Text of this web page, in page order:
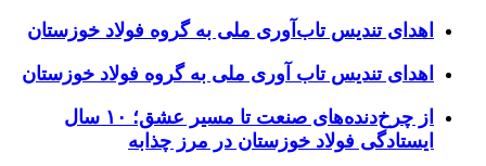
اهدای تندیس تاب‌آوری ملی به گروه فولاد خوزستان
اهدای تندیس تاب آوری ملی به گروه فولاد خوزستان
از چرخ‌دنده‌های صنعت تا مسیر عشق؛ ۱۰ سال
ایستادگی فولاد خوزستان در مرز چذابه